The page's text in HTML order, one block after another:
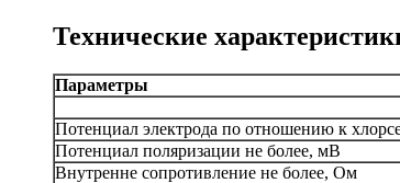
Технические
Параметры
Потенциал электрода по отношению к
Потенциал поляризации не более, мВ
Внутренне сопротивление не более, Ом